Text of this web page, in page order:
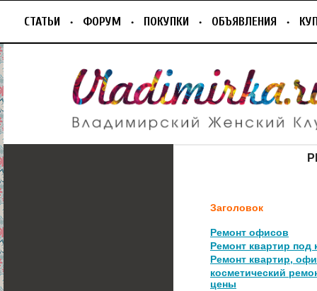
СТАТЬИ ФОРУМ ПОКУПКИ ОБЪЯВЛЕНИЯ
Заголовок
Ремонт офисов
Ремонт квартир под
Ремонт квартир,
косметический
цены